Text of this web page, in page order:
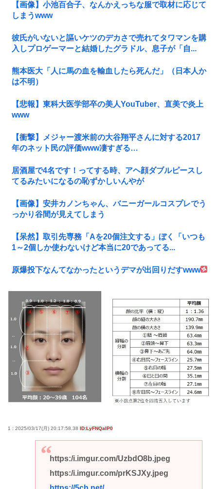
【画像】小池百合子、なんかえっちな服で取材に応じて
しまうwww
彼氏がいないと謳いケツのデカさで売れてタワマンを購
入しプロゲーマーと結婚したグラドル、息子が「自...
熊本医大「人に馬の血を輸血したら死んだ」（日本人か
は不明）
【悲報】東科大医学部卒の美人YouTuber、直美で炎上
www
【衝撃】メジャー渡米前の大谷翔平さんに対する2017
年のネット民の評価www凄すぎる…
居酒屋で4名です！ってする時、アヘ顔ダブルピースし
てるみたいになるの恥ずかしいんやが
【画像】安井カノンちゃん、バニーガールコスプレでう
っかり谷間が見えてしまう
【呆然】取引先専務「Aを20個注文する」ぼく「いつも
1～2個しか使わないけど本当に20であってる...
原爆投下なんてなかったというデマが出回りだすwww
1 : 2025/03/17(月) 20:17:58.38 ID:LyFNQalP0
https:/i.imgur.com/UzbdO8b.jpeg
https:/i.imgur.com/prKSJXy.jpeg